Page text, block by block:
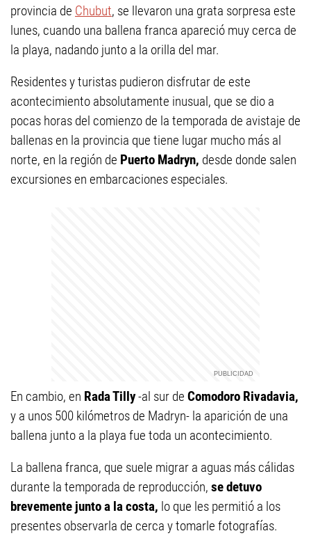
provincia de Chubut, se llevaron una grata sorpresa este
lunes, cuando una ballena franca apareció muy cerca de
la playa, nadando junto a la orilla del mar.
Residentes y turistas pudieron disfrutar de este
acontecimiento absolutamente inusual, que se dio a
pocas horas del comienzo de la temporada de avistaje de
ballenas en la provincia que tiene lugar mucho más al
norte, en la región de Puerto Madryn, desde donde salen
excursiones en embarcaciones especiales.
En cambio, en Rada Tilly-al sur de Comodoro Rivadavia,
y a unos 500 kilómetros de Madryn- la aparición de una
ballena junto a la playa fue toda un acontecimiento.
La ballena franca, que suele migrar a aguas más cálidas
durante la temporada de reproducción, se detuvo
brevemente junto a la costa, lo que les permitió a los
presentes observarla de cerca y tomarle fotografías.